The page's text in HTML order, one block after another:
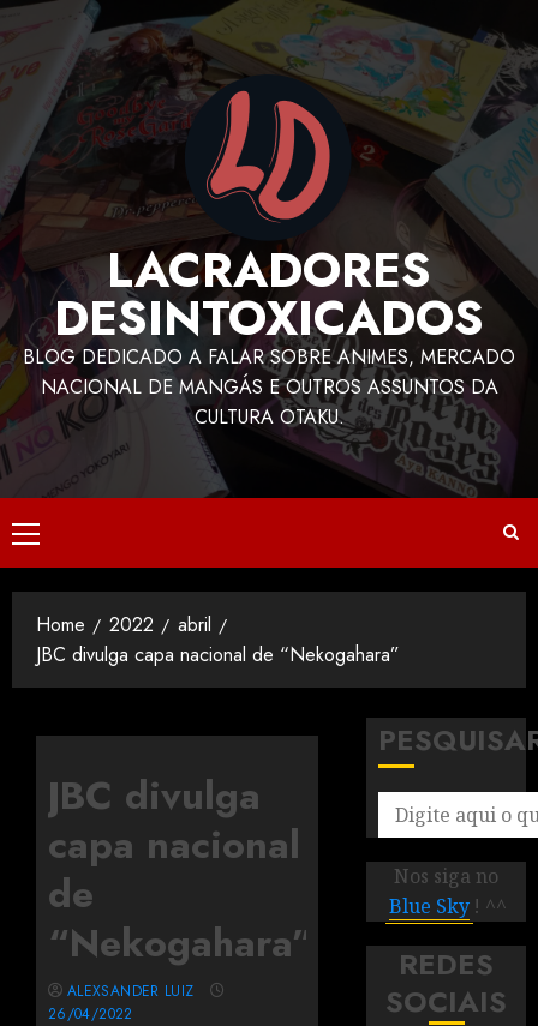
LACRADORES
DESINTOXICADOS
BLOG DEDICADO A FALAR SOBRE ANIMES, MERCADO
NACIONAL DE MANGÁS E OUTROS ASSUNTOS DA
CULTURA OTAKU.
Home 2022
abril
JBC divulga capa nacional de “Nekogahara”
JBC divulga
capa nacional
de
“Nekogahara”
ALEXSANDER LUIZ
26/04/2022
Nos siga no
Blue Sky ! ^^
REDES
SOCIAIS